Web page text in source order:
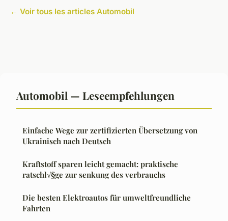
← Voir tous les articles Automobil
Automobil — Leseempfehlungen
Einfache Wege zur zertifizierten Übersetzung von
Ukrainisch nach Deutsch
Kraftstoff sparen leicht gemacht: praktische
ratschl√§ge zur senkung des verbrauchs
Die besten Elektroautos für umweltfreundliche
Fahrten